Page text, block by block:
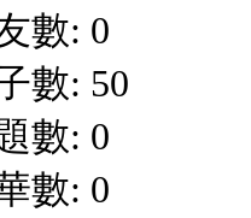
數: 0
數: 50
數: 0
數: 0